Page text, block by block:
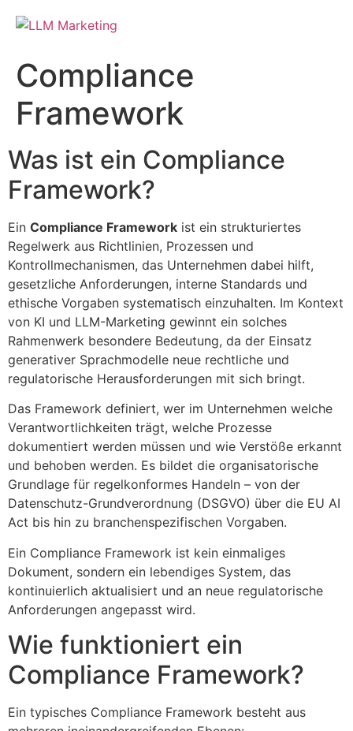
Compliance
Framework
Was ist ein Compliance
Framework?
Ein Compliance Framework ist ein strukturiertes
Regelwerk aus Richtlinien, Prozessen und
Kontrollmechanismen, das Unternehmen dabei hilft,
gesetzliche Anforderungen, interne Standards und
ethische Vorgaben systematisch einzuhalten. Im Kontext
von KI und LLM-Marketing gewinnt ein solches
Rahmenwerk besondere Bedeutung, da der Einsatz
generativer Sprachmodelle neue rechtliche und
regulatorische Herausforderungen mit sich bringt.
Das Framework definiert, wer im Unternehmen welche
Verantwortlichkeiten trägt, welche Prozesse
dokumentiert werden müssen und wie Verstöße erkannt
und behoben werden. Es bildet die organisatorische
Grundlage für regelkonformes Handeln – von der
Datenschutz-Grundverordnung (DSGVO) über die EU AI
Act bis hin zu branchenspezifischen Vorgaben.
Ein Compliance Framework ist kein einmaliges
Dokument, sondern ein lebendiges System, das
kontinuierlich aktualisiert und an neue regulatorische
Anforderungen angepasst wird.
Wie funktioniert ein
Compliance Framework?
Ein typisches Compliance Framework besteht aus